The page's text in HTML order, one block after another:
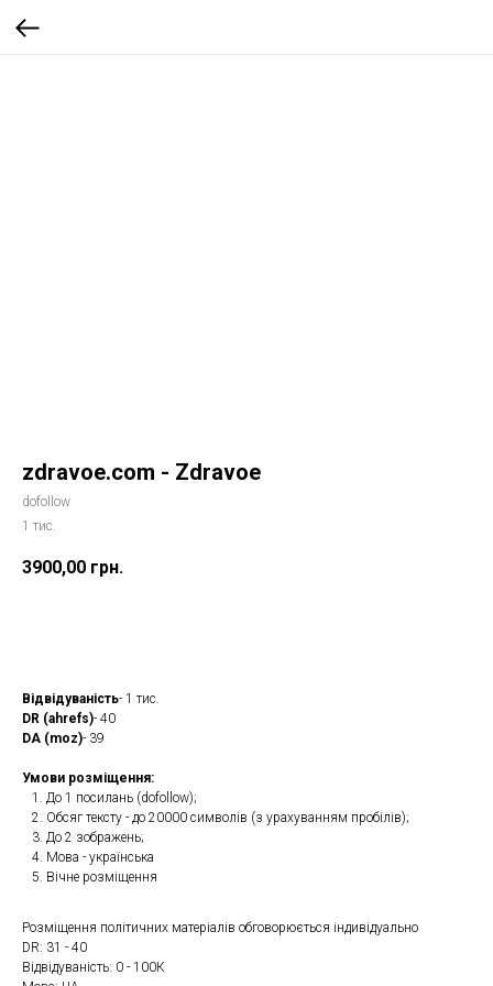
zdravoe.com - Zdravoe
dofollow
1 тис.
3900,00 грн.
Відвідуваність- 1 тис.
DR (ahrefs)- 40
DA (moz)- 39
Умови розміщення:
До 1 посилань (dofollow);
Обсяг тексту - до 20000 символів (з урахуванням пробілів);
До 2 зображень;
Мова - українська
Вічне розміщення
Розміщення політичних матеріалів обговорюється індивідуально
DR: 31 - 40
Відвідуваність: 0 - 100К